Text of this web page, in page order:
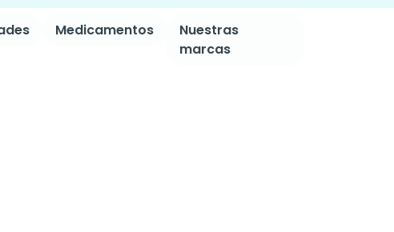
Medicamentos
Nuestras
marcas